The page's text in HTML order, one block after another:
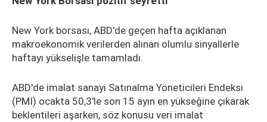
New York borsası, ABD'de geçen hafta açıklanan
makroekonomik verilerden alınan olumlu sinyallerle
haftayı yükselişle tamamladı.
ABD'de imalat sanayi Satınalma Yöneticileri Endeksi
(PMI) ocakta 50,3'le son 15 ayın en yükseğine çıkarak
beklentileri aşarken, söz konusu veri imalat